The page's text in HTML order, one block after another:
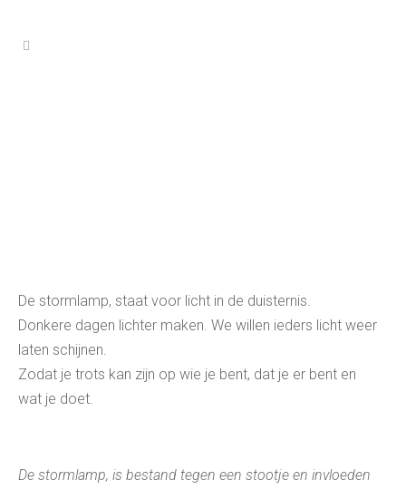
De stormlamp, staat voor licht in de duisternis.
Donkere dagen lichter maken. We willen ieders licht weer
laten schijnen.
Zodat je trots kan zijn op wie je bent, dat je er bent en
wat je doet.
De stormlamp, is bestand tegen een stootje en invloeden